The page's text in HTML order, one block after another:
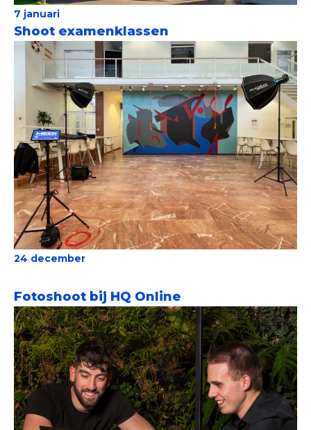
7 januari
Shoot examenklassen
24 december
Fotoshoot bij HQ Online